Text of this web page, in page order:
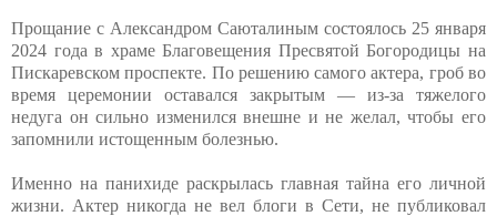
Прощание с Александром Саюталиным состоялось 25 января
2024 года в храме Благовещения Пресвятой Богородицы на
Пискаревском проспекте. По решению самого актера, гроб во
время церемонии оставался закрытым — из-за тяжелого
недуга он сильно изменился внешне и не желал, чтобы его
запомнили истощенным болезнью.
Именно на панихиде раскрылась главная тайна его личной
жизни. Актер никогда не вел блоги в Сети, не публиковал